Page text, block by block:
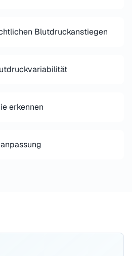
Blutdruckanstiegen
erkennen